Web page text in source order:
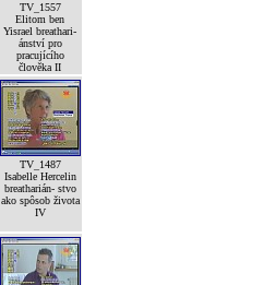
TV_1557
Elitom ben
Yisrael breathari-
ánství pro
pracujícího
člověka II
TV_1487
Isabelle Hercelin
breatharián- stvo
ako spôsob života
IV